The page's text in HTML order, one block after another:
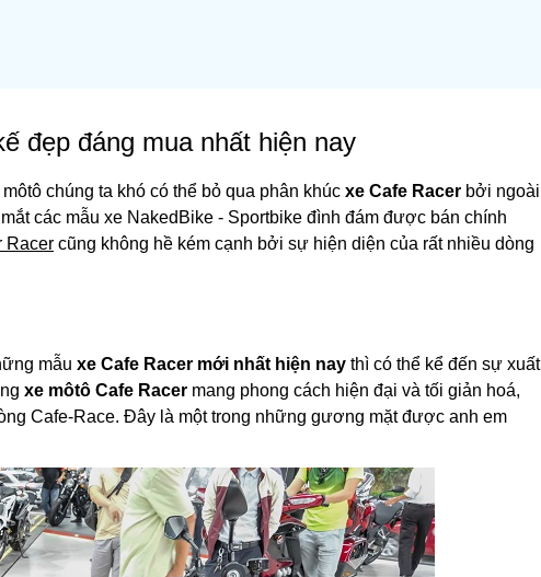
đẹp đáng mua nhất hiện nay
chúng ta khó có thể bỏ qua phân khúc xe Cafe Racer bởi ngoài
các mẫu xe NakedBike - Sportbike đình đám được bán chính
Racer cũng không hề kém cạnh bởi sự hiện diện của rất nhiều dòng
mẫu xe Cafe Racer mới nhất hiện nay thì có thể kể đến sự xuất
xe môtô Cafe Racer mang phong cách hiện đại và tối giản hoá,
Cafe-Race. Đây là một trong những gương mặt được anh em